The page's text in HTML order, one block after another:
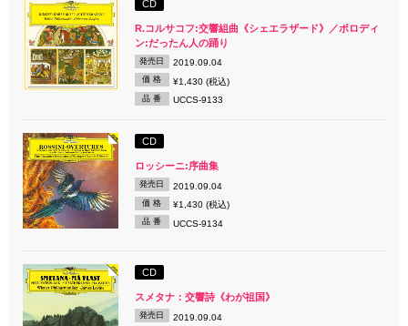
CD
R.コルサコフ:交響組曲《シェエラザード》／ボロディ
ン:だったん人の踊り
発売日 2019.09.04
価 格 ¥1,430 (税込)
品 番 UCCS-9133
CD
ロッシーニ:序曲集
発売日 2019.09.04
価 格 ¥1,430 (税込)
品 番 UCCS-9134
CD
スメタナ：交響詩《わが祖国》
発売日 2019.09.04